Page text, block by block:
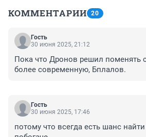
КОММЕНТАРИИ 20
Гость
30 июня 2025, 21:12
Пока что Дронов решил
более современную, Бплалов.
Гость
30 июня 2025, 17:46
потому что всегда есть шанс